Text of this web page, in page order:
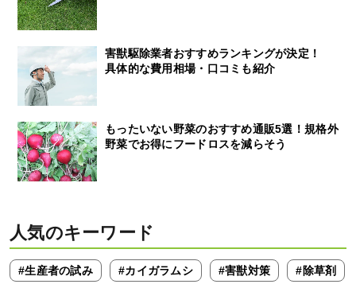
害獣駆除業者おすすめランキングが決定！
具体的な費用相場・口コミも紹介
もったいない野菜のおすすめ通販5選！規格外
野菜でお得にフードロスを減らそう
人気のキーワード
#生産者の試み #カイガラムシ #害獣対策 #除草剤